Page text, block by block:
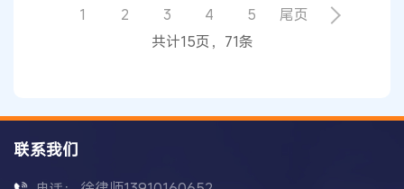
1 2 3 4 5
尾页
共计15页，71条
联系我们